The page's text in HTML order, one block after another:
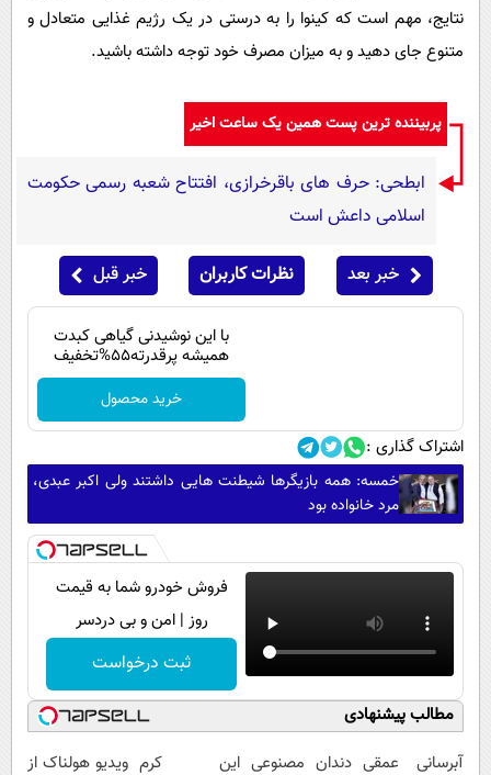
نتایج، مهم است که کینوا را به درستی در یک رژیم غذایی متعادل و
متنوع جای دهید و به میزان مصرف خود توجه داشته باشید.
پربیننده ترین پست همین یک ساعت اخیر
ابطحی: حرف های باقرخرازی، افتتاح شعبه رسمی حکومت
اسلامی داعش است
خبر بعد نظرات کاربران خبر قبل
با این نوشیدنی گیاهی کبدت
همیشه پرقدرته55%تخفیف
خرید محصول
اشتراک گذاری :
خمسه: همه بازیگرها شیطنت هایی داشتند ولی اکبر عبدی،
مرد خانواده بود
فروش خودرو شما به قیمت
روز | امن و بی دردسر
ثبت درخواست
مطالب پیشنهادی
آبرسانی عمقی دندان مصنوعی این کرم ویدیو هولناک از